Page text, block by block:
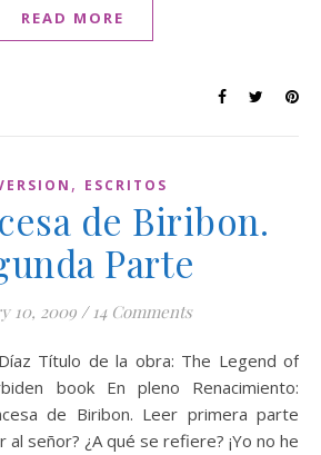
READ MORE
, ESCRITOS
de Biribon.
Parte
10, 2009 / 14 Comments
book En pleno Renacimiento:
de Biribon. Leer primera parte
al señor? ¿A qué se refiere? ¡Yo no he